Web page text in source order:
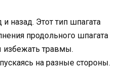
назад. Этот тип шпагата
продольного шпагата
избежать травмы.
на разные стороны.